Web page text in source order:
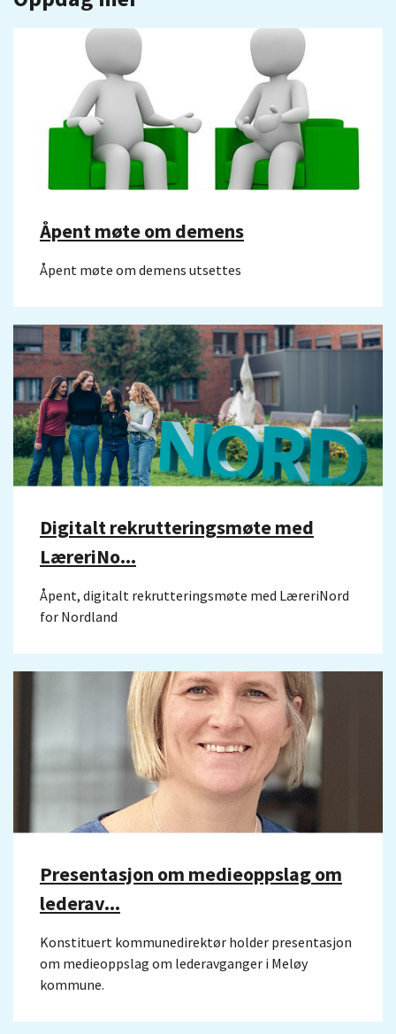
Åpent møte om demens
Åpent møte om demens utsettes
Digitalt rekrutteringsmøte med
LæreriNo...
Åpent, digitalt rekrutteringsmøte med LæreriNord
for Nordland
Presentasjon om medieoppslag om
lederav...
Konstituert kommunedirektør holder presentasjon
om medieoppslag om lederavganger i Meløy
kommune.